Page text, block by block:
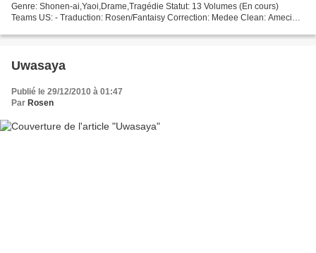
Genre: Shonen-ai,Yaoi,Drame,Tragédie Statut: 13 Volumes (En cours)
Teams US: - Traduction: Rosen/Fantaisy Correction: Medee Clean: Amecie
Uwasaya
Publié le 29/12/2010 à 01:47
Par Rosen